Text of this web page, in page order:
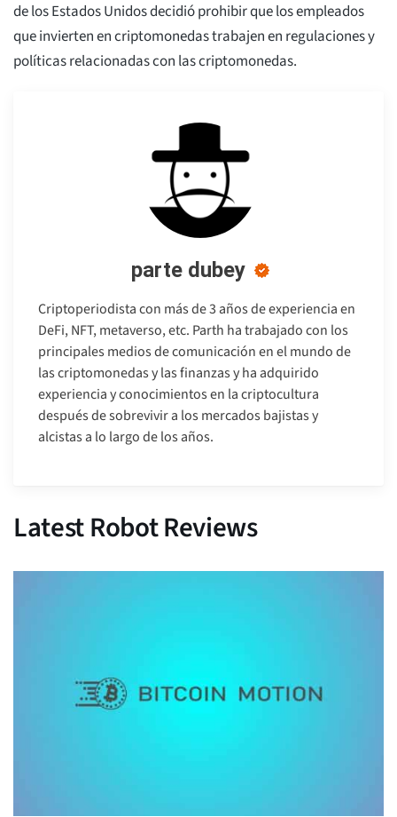
de los Estados Unidos decidió prohibir que los empleados
que invierten en criptomonedas trabajen en regulaciones y
políticas relacionadas con las criptomonedas.
parte dubey
Criptoperiodista con más de 3 años de experiencia en
DeFi, NFT, metaverso, etc. Parth ha trabajado con los
principales medios de comunicación en el mundo de
las criptomonedas y las finanzas y ha adquirido
experiencia y conocimientos en la criptocultura
después de sobrevivir a los mercados bajistas y
alcistas a lo largo de los años.
Latest Robot Reviews